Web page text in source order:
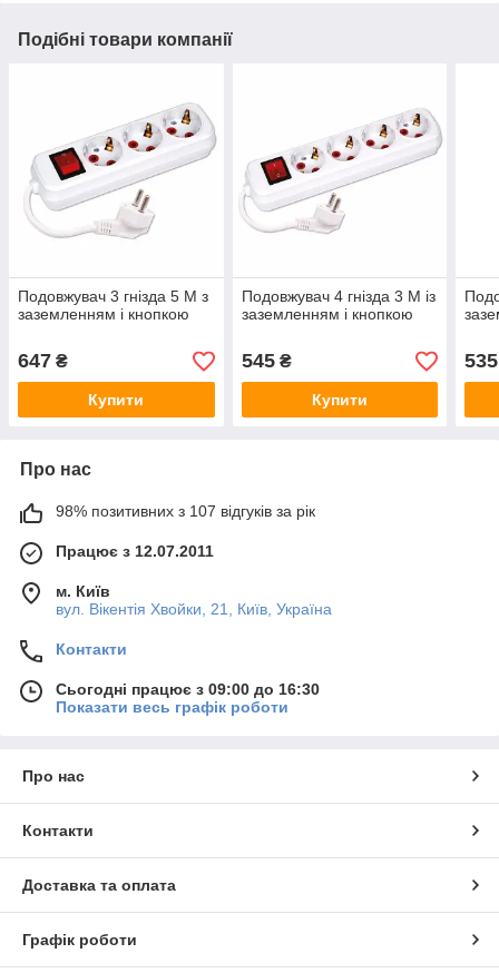
Подібні товари компанії
Подовжувач 3 гнізда 5 М з
заземленням і кнопкою
647 ₴
Купити
Подовжувач 4 гнізда 3 М із
заземленням і кнопкою
545₴
Купити
535
Про нас
98% позитивних з 107 відгуків за рік
Працює з 12.07.2011
м. Київ
вул. Вікентія Хвойки, 21, Київ, Україна
Контакти
Сьогодні працює з 09:00 до 16:30
Показати весь графік роботи
Про нас
Контакти
Доставка та оплата
Графік роботи